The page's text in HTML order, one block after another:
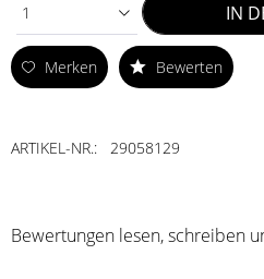
1 IN
Merken Bewerten
ARTIKEL-NR.: 29058129
Bewertungen lesen, schreiben